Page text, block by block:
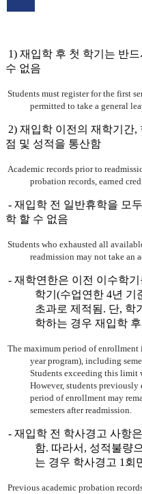
1) 재입학 후 첫 학기는 반
수 없음
Students must register for the first
permitted to take a general
2) 재입학 이전의 재학기간
점 및 성적을 통산함
Academic records prior to
probation records, earned
- 재입학 전 일반휴학을 모
학 할 수 없음
Students who exhausted all
readmission may not take an
- 재학연한은 이전 이수학
학기(수업연한 4년 기
초과로 제적됨. 단, 학
학하는 경우 재입학
The maximum period of enrollment
year program), including
Students exceeding this limit
However, students
period of enrollment may
semesters after readmission.
- 재입학 전 학사경고 사항
함. 따라서, 성적불량
는 경우 학사경고 1회
Previous academic probation